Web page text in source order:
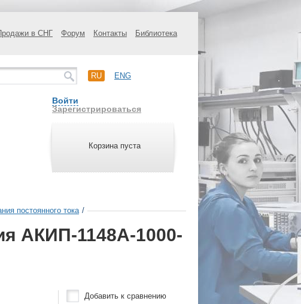
в СНГ Форум Контакты Библиотека
RU ENG
Войти
Зарегистрироваться
Корзина пуста
постоянного тока /
АКИП-1148А-1000-
Добавить к сравнению